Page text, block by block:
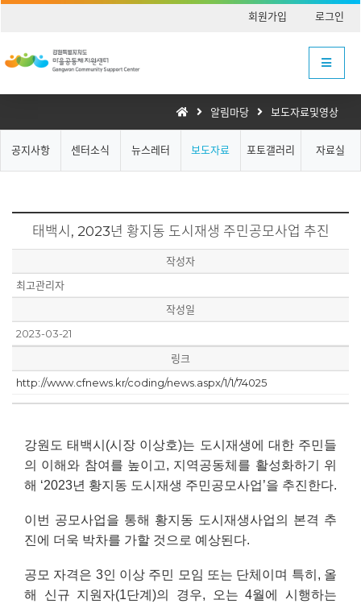
로그인
회원가입
알림마당 보도자료및영상
공지사항 센터소식 뉴스레터 보도자료 포토갤러리 자료실
태백시, 2023년 황지동 도시재생 주민공모사업 추진
작성자
최고관리자
작성일
2023-03-21
링크
http://www.cfnews.kr/coding/news.aspx/1/1/74025
강원도 태백시 (시장 이상호)는 도시재생에 대한 주민들
의 이해와 참여를 높이고, 지역공동체를 활성화하기 위
해 ‘2023년 황지동 도시재생 주민공모사업’을 추진한다.
이번 공모사업을 통해 황지동 도시재생사업의 본격 추
진에 더욱 박차를 가할 것으로 예상된다.
공모 자격은 3인 이상 주민 모임 또는 단체이며 특히 , 올
해 신규 지원자(1단계)의 경우, 오는4월에 시행하는